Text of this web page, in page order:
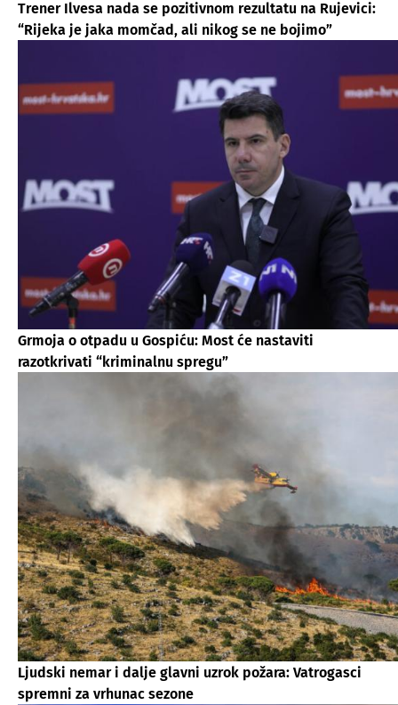
Trener Ilvesa nada se pozitivnom rezultatu na Rujevici:
“Rijeka je jaka momčad, ali nikog se ne bojimo”
Grmoja o otpadu u Gospiću: Most će nastaviti
razotkrivati “kriminalnu spregu”
Ljudski nemar i dalje glavni uzrok požara: Vatrogasci
spremni za vrhunac sezone